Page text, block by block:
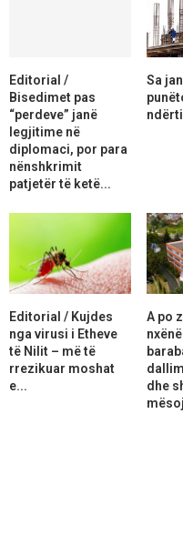
Editorial /
Bisedimet pas
“perdeve” janë
legjitime në
diplomaci, por para
nënshkrimit
patjetër të ketë...
Sa
Editorial / Kujdes
nga virusi i Etheve
të Nilit – më të
rrezikuar moshat
e...
A po
dhe